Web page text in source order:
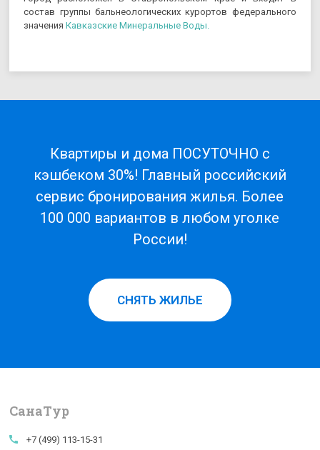
состав группы бальнеологических курортов федерального
значенияКавказские Минеральные Воды.
Квартиры и дома ПОСУТОЧНО с
кэшбеком 30%! Главный российский
сервис бронирования жилья. Более
100 000 вариантов в любом уголке
России!
СНЯТЬ ЖИЛЬЕ
СанаTур
call +7 (499) 113-15-31